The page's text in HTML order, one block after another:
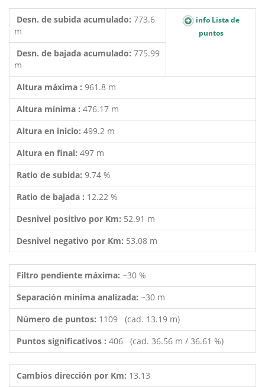
Desn. de subida acumulado: 773.6
m
info Lista de
puntos
Desn. de bajada acumulado: 775.99
m
Altura máxima : 961.8 m
Altura mínima : 476.17 m
Altura en inicio: 499.2 m
Altura en final: 497 m
Ratio de subida: 9.74 %
Ratio de bajada : 12.22 %
Desnivel positivo por Km: 52.91 m
Desnivel negativo por Km: 53.08 m
Filtro pendiente máxima: ~30 %
Separación minima analizada: ~30 m
Número de puntos: 1109 (cad. 13.19 m)
Puntos significativos : 406 (cad. 36.56 m / 36.61 %)
Cambios dirección por Km: 13.13